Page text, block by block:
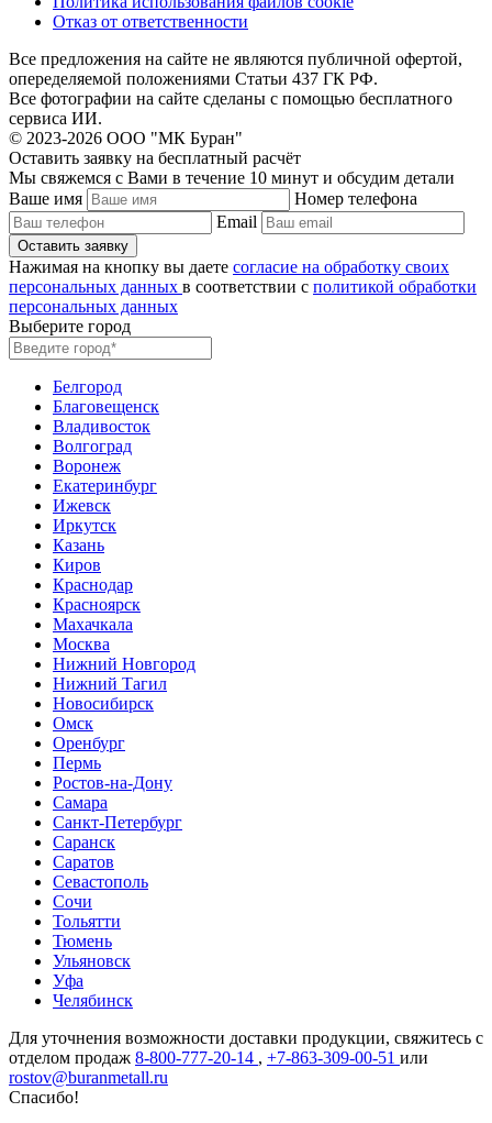
Отказ от ответственности
Все предложения на сайте не являются публичной офертой,
опеределяемой положениями Статьи 437 ГК РФ.
Все фотографии на сайте сделаны с помощью бесплатного
сервиса ИИ.
© 2023-2026 ООО "МК Буран"
Оставить заявку на бесплатный расчёт
Мы свяжемся с Вами в течение 10 минут и обсудим детали
Ваше имя
Номер телефона
Email
Нажимая на кнопку вы даете согласие на обработку своих
персональных данных в соответствии с политикой обработки
персональных данных
Выберите город
Белгород
Благовещенск
Владивосток
Волгоград
Воронеж
Екатеринбург
Ижевск
Иркутск
Казань
Киров
Краснодар
Красноярск
Махачкала
Москва
Нижний Новгород
Нижний Тагил
Новосибирск
Омск
Оренбург
Пермь
Ростов-на-Дону
Самара
Санкт-Петербург
Саранск
Саратов
Севастополь
Сочи
Тольятти
Тюмень
Ульяновск
Уфа
Челябинск
Для уточнения возможности доставки продукции, свяжитесь с
отделом продаж 8-800-777-20-14 , +7-863-309-00-51 или
rostov@buranmetall.ru
Спасибо!